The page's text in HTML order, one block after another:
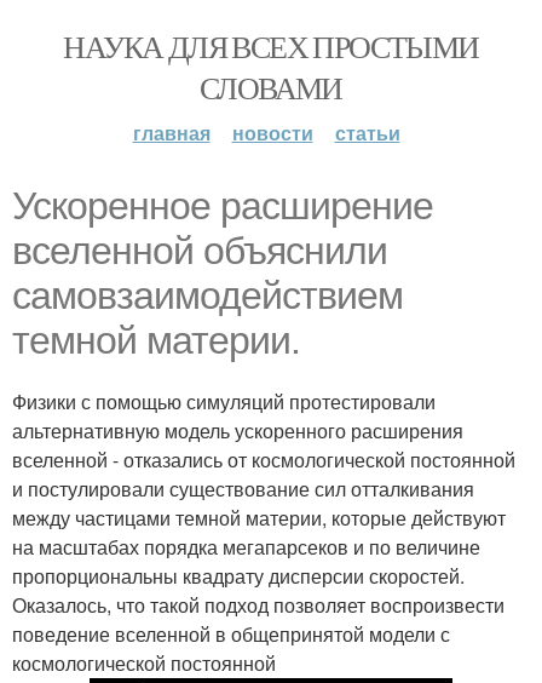
НАУКА ДЛЯ ВСЕХ ПРОСТЫМИ
СЛОВАМИ
главная новости статьи
Ускоренное расширение
вселенной объяснили
самовзаимодействием
темной материи.
Физики с помощью симуляций протестировали
альтернативную модель ускоренного расширения
вселенной - отказались от космологической постоянной
и постулировали существование сил отталкивания
между частицами темной материи, которые действуют
на масштабах порядка мегапарсеков и по величине
пропорциональны квадрату дисперсии скоростей.
Оказалось, что такой подход позволяет воспроизвести
поведение вселенной в общепринятой модели с
космологической постоянной